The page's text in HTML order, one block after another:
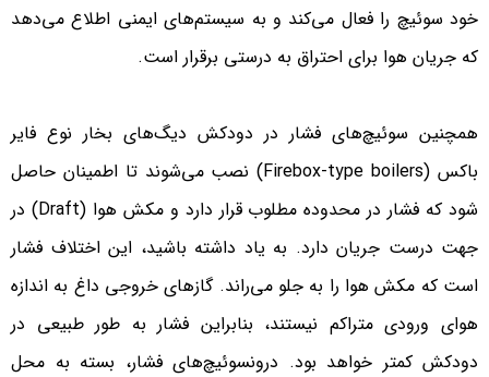
خود سوئیچ را فعال می‌کند و به سیستم‌های ایمنی اطلاع می‌دهد
که جریان هوا برای احتراق به درستی برقرار است.
همچنین سوئیچ‌های فشار در دودکش دیگ‌های بخار نوع فایر
باکس (Firebox-type boilers) نصب می‌شوند تا اطمینان حاصل
شود که فشار در محدوده مطلوب قرار دارد و مکش هوا (Draft) در
جهت درست جریان دارد. به یاد داشته باشید، این اختلاف فشار
است که مکش هوا را به جلو می‌راند. گازهای خروجی داغ به اندازه
هوای ورودی متراکم نیستند، بنابراین فشار به طور طبیعی در
دودکش کمتر خواهد بود. درونسوئیچ‌های فشار، بسته به محل